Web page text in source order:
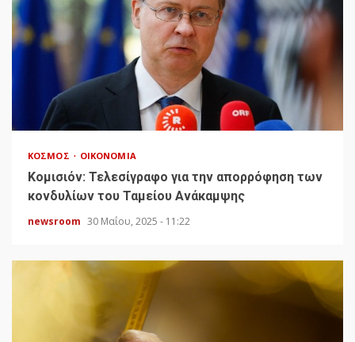
ΚΌΣΜΟΣ ΟΙΚΟΝΟΜΊΑ
Κομισιόν: Τελεσίγραφο για την απορρόφηση των
κονδυλίων του Ταμείου Ανάκαμψης
newsroom 30 Μαΐου, 2025 - 11:22